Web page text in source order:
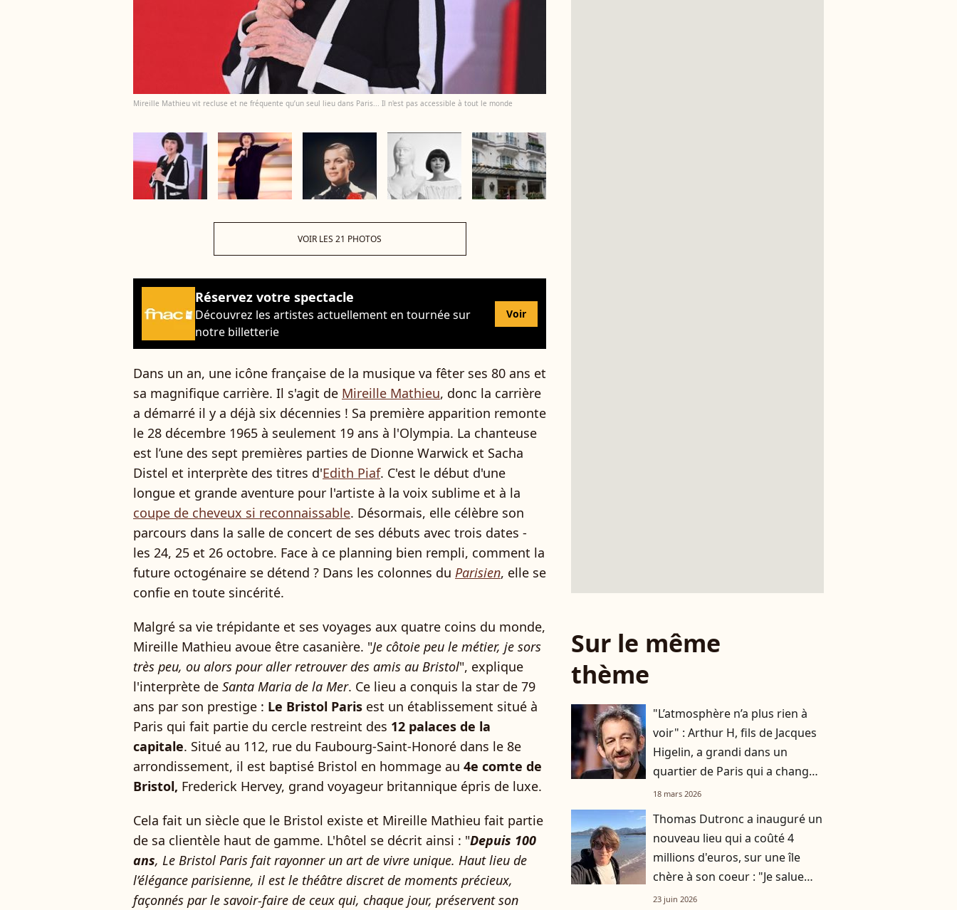
Mireille Mathieu vit recluse et ne fréquente qu’un seul lieu dans Paris... Il n'est pas accessible à tout le monde
VOIR LES 21 PHOTOS
Réservez votre spectacle
Découvrez les artistes actuellement en tournée sur
notre billetterie
Voir
Dans un an, une icône française de la musique va fêter ses 80 ans et
sa magnifique carrière. Il s'agit de Mireille Mathieu, donc la carrière
a démarré il y a déjà six décennies ! Sa première apparition remonte
le 28 décembre 1965 à seulement 19 ans à l'Olympia. La chanteuse
est l’une des sept premières parties de Dionne Warwick et Sacha
Distel et interprète des titres d'Edith Piaf. C'est le début d'une
longue et grande aventure pour l'artiste à la voix sublime et à la
coupe de cheveux si reconnaissable. Désormais, elle célèbre son
parcours dans la salle de concert de ses débuts avec trois dates -
les 24, 25 et 26 octobre. Face à ce planning bien rempli, comment la
future octogénaire se détend ? Dans les colonnes du Parisien, elle se
confie en toute sincérité.
Malgré sa vie trépidante et ses voyages aux quatre coins du monde,
Mireille Mathieu avoue être casanière. "Je côtoie peu le métier, je sors
très peu, ou alors pour aller retrouver des amis au Bristol", explique
l'interprète de Santa Maria de la Mer. Ce lieu a conquis la star de 79
ans par son prestige : Le Bristol Paris est un établissement situé à
Paris qui fait partie du cercle restreint des 12 palaces de la
capitale. Situé au 112, rue du Faubourg-Saint-Honoré dans le 8e
arrondissement, il est baptisé Bristol en hommage au 4e comte de
Bristol, Frederick Hervey, grand voyageur britannique épris de luxe.
Cela fait un siècle que le Bristol existe et Mireille Mathieu fait partie
de sa clientèle haut de gamme. L'hôtel se décrit ainsi : "Depuis 100
ans, Le Bristol Paris fait rayonner un art de vivre unique. Haut lieu de
l’élégance parisienne, il est le théâtre discret de moments précieux,
façonnés par le savoir-faire de ceux qui, chaque jour, préservent son
Sur le même
thème
"L’atmosphère n’a plus rien à
voir" : Arthur H, fils de Jacques
Higelin, a grandi dans un
quartier de Paris qui a changé
du tout au tout
18 mars 2026
Thomas Dutronc a inauguré un
nouveau lieu qui a coûté 4
millions d'euros, sur une île
chère à son coeur : "Je salue
l'effort de tout le monde"
23 juin 2026